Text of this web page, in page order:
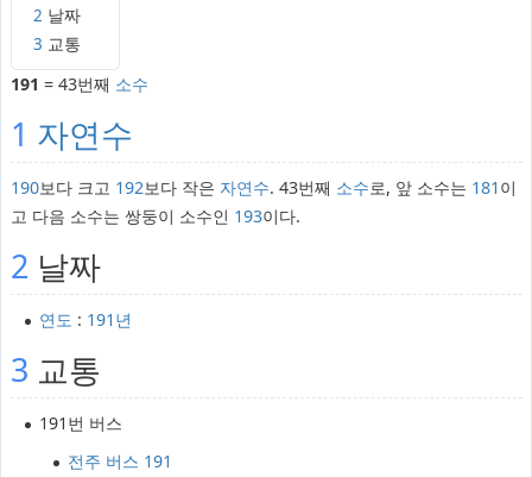
2 날짜
3 교통
191 = 43번째 소수
1 자연수
190보다 크고 192보다 작은 자연수. 43번째 소수로, 앞 소수는 181 이
고 다음 소수는 쌍둥이 소수인 193이다.
2 날짜
연도 : 191년
3 교통
191번 버스
전주 버스 191